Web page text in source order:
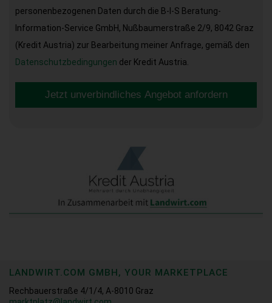
personenbezogenen Daten durch die B-I-S Beratung-
Information-Service GmbH, Nußbaumerstraße 2/9, 8042 Graz
(Kredit Austria) zur Bearbeitung meiner Anfrage, gemäß den
Datenschutzbedingungen der Kredit Austria.
Jetzt unverbindliches Angebot anfordern
LANDWIRT.COM GMBH, YOUR MARKETPLACE
Rechbauerstraße 4/1/4, A-8010 Graz